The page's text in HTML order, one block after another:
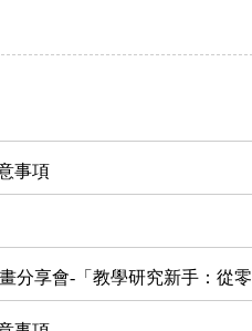
事項
分享會-「教學研究新手：從